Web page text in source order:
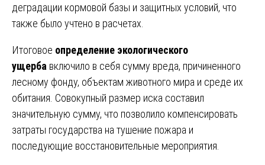
деградации кормовой базы и защитных условий, что
также было учтено в расчетах.
Итоговое определение экологического
ущерба включило в себя сумму вреда, причиненного
лесному фонду, объектам животного мира и среде их
обитания. Совокупный размер иска составил
значительную сумму, что позволило компенсировать
затраты государства на тушение пожара и
последующие восстановительные мероприятия.